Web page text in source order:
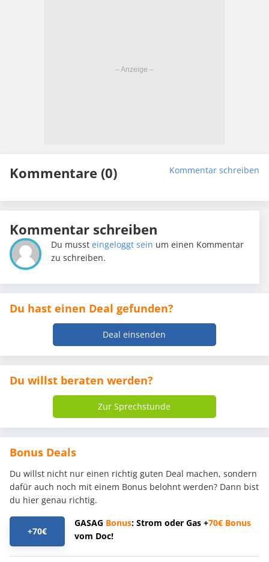
Kommentare (0) Kommentar schreiben
Kommentar schreiben
Du mussteingeloggt sein um einen Kommentar
zu schreiben.
Du hast einen Deal gefunden?
Deal einsenden
Du willst beraten werden?
Zur Sprechstunde
Bonus Deals
Du willst nicht nur einen richtig guten Deal machen, sondern
dafür auch noch mit einem Bonus belohnt werden? Dann bist
du hier genau richtig.
+70€
GASAG Bonus: Strom oder Gas +70€ Bonus
vom Doc!